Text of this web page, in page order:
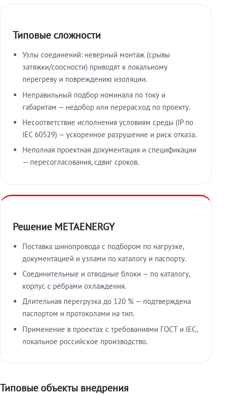
Типовые сложности
Узлы соединений: неверный монтаж (срывы
затяжки/соосности) приводят к локальному
перегреву и повреждению изоляции.
Неправильный подбор номинала по току и
габаритам — недобор или перерасход по проекту.
Несоответствие исполнения условиям среды (IP по
IEC 60529) — ускоренное разрушение и риск отказа.
Неполная проектная документация и спецификации
— пересогласования, сдвиг сроков.
Решение METAENERGY
Поставка шинопровода с подбором по нагрузке,
документацией и узлами по каталогу и паспорту.
Соединительные и отводные блоки — по каталогу,
корпус с рёбрами охлаждения.
Длительная перегрузка до 120 % — подтверждена
паспортом и протоколами на тип.
Применение в проектах с требованиями ГОСТ и IEC,
локальное российское производство.
Типовые объекты внедрения